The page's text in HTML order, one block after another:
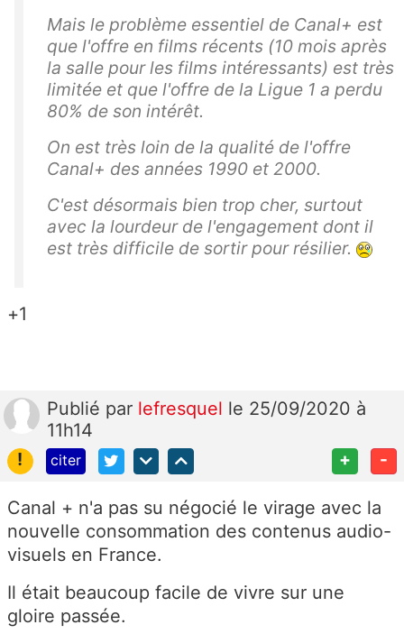
Mais le problème essentiel de Canal+ est
que l'offre en films récents (10 mois après
la salle pour les films intéressants) est très
limitée et que l'offre de la Ligue 1 a perdu
80% de son intérêt.
On est très loin de la qualité de l'offre
Canal+ des années 1990 et 2000.
C'est désormais bien trop cher, surtout
avec la lourdeur de l'engagement dont il
est très difficile de sortir pour résilier.
+1
Publié par lefresquel le 25/09/2020 à
11h14
!
citer + -
Canal + n'a pas su négocié le virage avec la
nouvelle consommation des contenus audio-
visuels en France.
Il était beaucoup facile de vivre sur une
gloire passée.